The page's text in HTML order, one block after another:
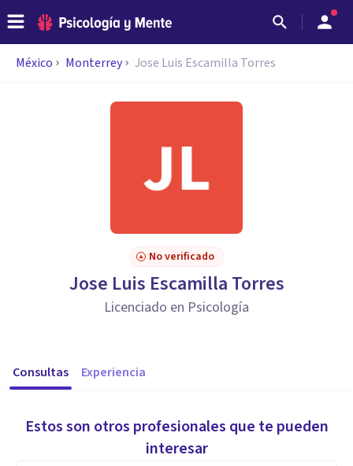
México Monterrey Jose Luis Escamilla Torres
No verificado
Jose Luis Escamilla Torres
Licenciado en Psicología
Consultas Experiencia
Estos son otros profesionales que te pueden
interesar